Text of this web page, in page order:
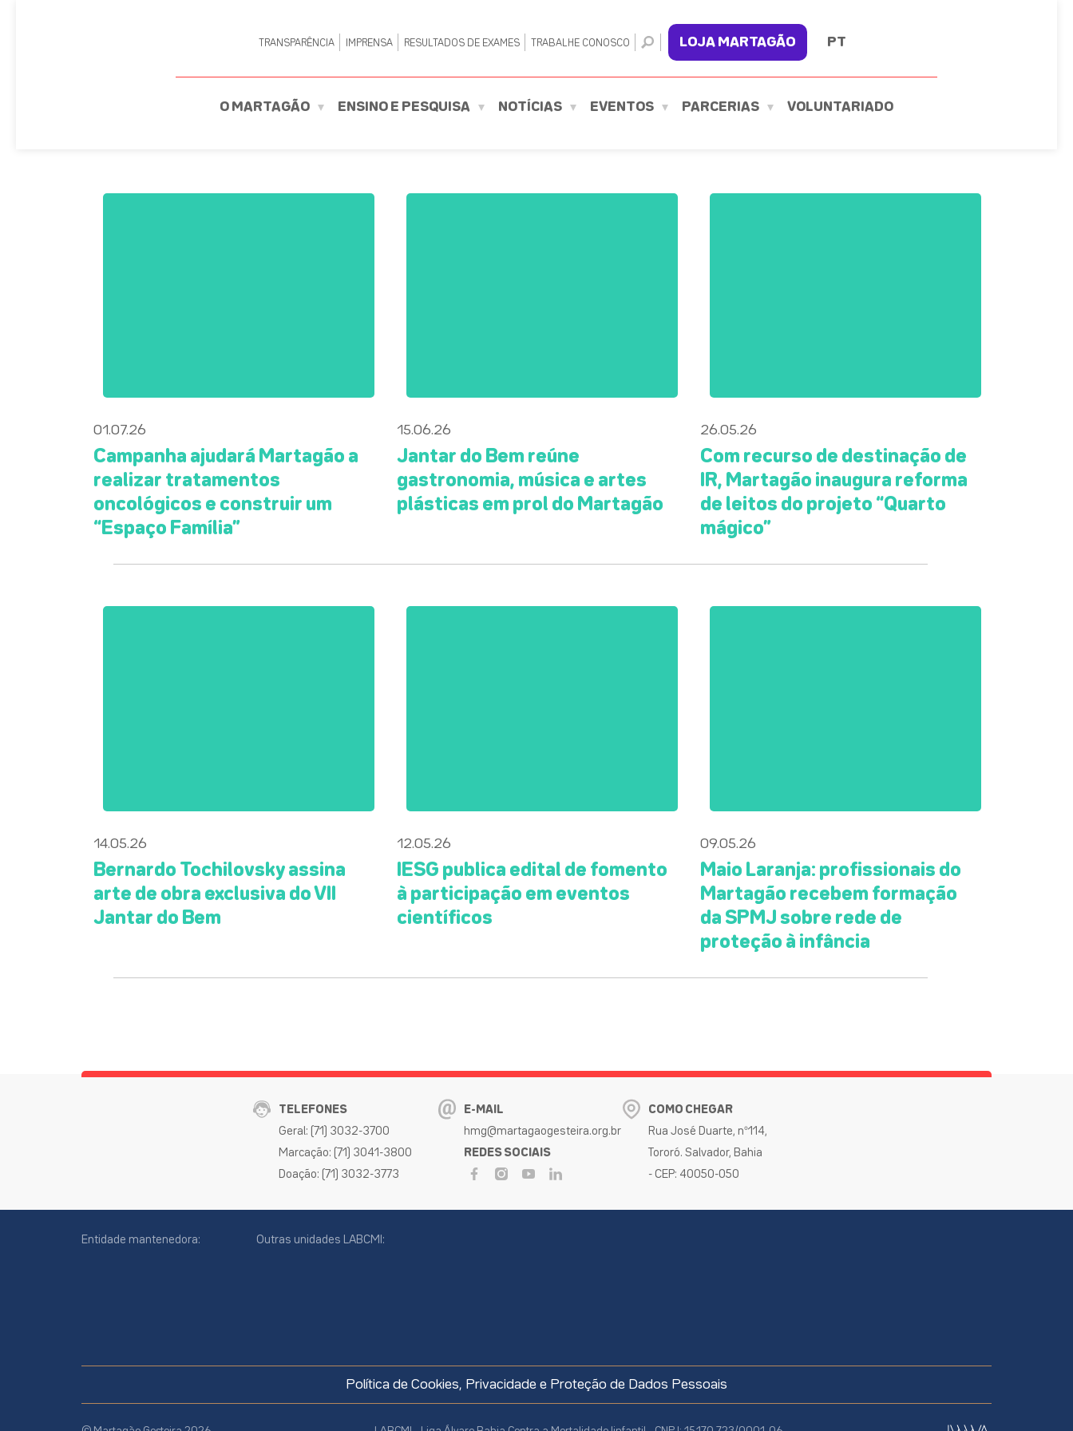
TRANSPARÊNCIA IMPRENSA RESULTADOS DE EXAMES TRABALHE CONOSCO LOJA MARTAGÃO PT
O MARTAGÃO ENSINO E PESQUISA NOTÍCIAS EVENTOS PARCERIAS VOLUNTARIADO
online
cookies
01.07.26
Campanha ajudará Martagão a
realizar tratamentos
oncológicos e construir um
“Espaço Família”
15.06.26
Jantar do Bem reúne
gastronomia, música e artes
plásticas em prol do Martagão
26.05.26
Com recurso de destinação de
IR, Martagão inaugura reforma
de leitos do projeto “Quarto
mágico”
14.05.26
Bernardo Tochilovsky assina
arte de obra exclusiva do VII
Jantar do Bem
12.05.26
IESG publica edital de fomento
à participação em eventos
científicos
09.05.26
Maio Laranja: profissionais do
Martagão recebem formação
da SPMJ sobre rede de
proteção à infância
TELEFONES
Geral: (71) 3032-3700
Marcação: (71) 3041-3800
Doação: (71) 3032-3773
E-MAIL
hmg@martagaogesteira.org.br
REDES SOCIAIS
COMO CHEGAR
Rua José Duarte, nº114,
Tororó. Salvador, Bahia
- CEP: 40050-050
Entidade mantenedora: Outras unidades LABCMI:
Política de Cookies, Privacidade e Proteção de Dados Pessoais